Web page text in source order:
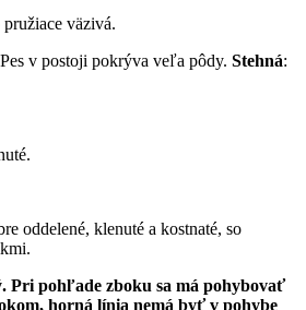
väzivá.
v postoji pokrýva veľa pôdy. Stehná:
oddelené, klenuté a kostnaté, so
Pri pohľade zboku sa má pohybovať
horná línia nemá byť v pohybe